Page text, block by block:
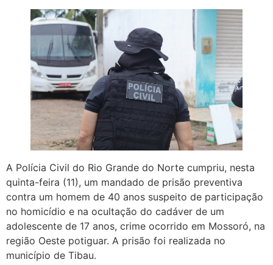
A Polícia Civil do Rio Grande do Norte cumpriu, nesta
quinta-feira (11), um mandado de prisão preventiva
contra um homem de 40 anos suspeito de participação
no homicídio e na ocultação do cadáver de um
adolescente de 17 anos, crime ocorrido em Mossoró, na
região Oeste potiguar. A prisão foi realizada no
município de Tibau.